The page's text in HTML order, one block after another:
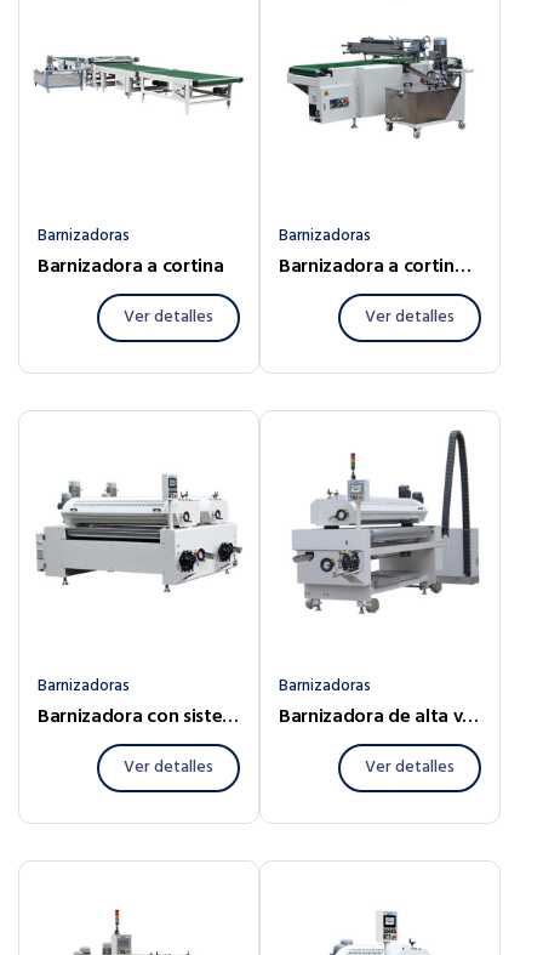
Barnizadoras
Barnizadora a cortina
Ver detalles
Barnizadoras
Barnizadora a cortina para laboratorio
Ver detalles
Barnizadoras
Barnizadora con sistema de transporte de rodillos
Ver detalles
Barnizadoras
Barnizadora de alta velocidad
Ver detalles